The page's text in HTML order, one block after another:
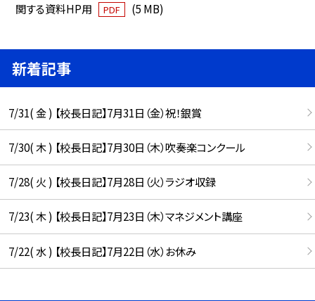
関する資料HP用
PDF (5 MB)
新着記事
7/31( 金 ) 【校長日記】7月31日（金）祝！銀賞
7/30( 木 ) 【校長日記】7月30日（木）吹奏楽コンクール
7/28( 火 ) 【校長日記】7月28日（火）ラジオ収録
7/23( 木 ) 【校長日記】7月23日（木）マネジメント講座
7/22( 水 ) 【校長日記】7月22日（水）お休み